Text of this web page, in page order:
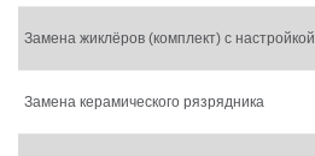
Замена жиклёров (комплект) с настройкой
Замена керамического рязрядника